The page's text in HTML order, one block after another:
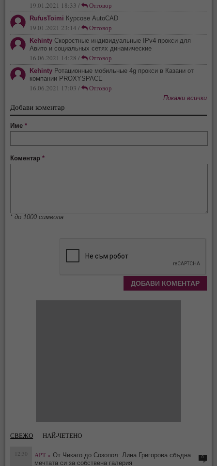
19.01.2021 18:33 / Отговор
RufusToimi Курсове AutoCAD
19.01.2021 23:14 / Отговор
Kehinty Скоростные индивидуальные IPv4 прокси для
Авито и социальных сетях динамические
16.06.2021 14:28 / Отговор
Kehinty Ротационные мобильные 4g прокси в Казани от
компании PROXYSPACE
16.06.2021 17:03 / Отговор
Покажи всички
Добави коментар
Име*
Коментар*
* до 1000 символа
СВЕЖО НАЙ-ЧЕТЕНО
12:30 АРТ » От Чикаго до Созопол: Лина Григорова сбъдна
мечтата си за собствена галерия
0